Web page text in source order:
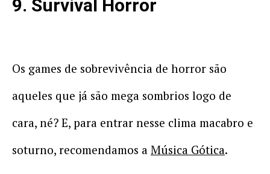
9. Survival Horror
Os games de sobrevivência de horror são
aqueles que já são mega sombrios logo de
cara, né? E, para entrar nesse clima macabro e
soturno, recomendamos a Música Gótica.